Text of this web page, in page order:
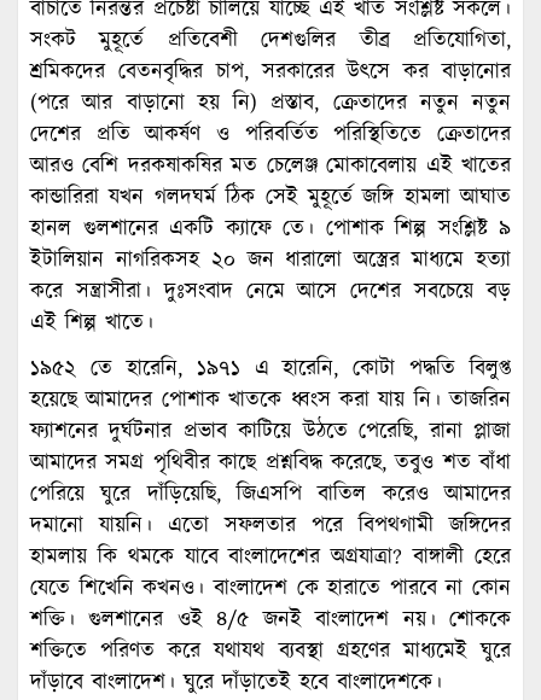
বাঁচাতে নিরন্তর প্রচেষ্টা চালিয়ে যাচ্ছে এই খাত সংশ্লিষ্ট সকলে।
সংকট মুহূর্তে প্রতিবেশী দেশগুলির তীব্র প্রতিযোগিতা,
শ্রমিকদের বেতনবৃদ্ধির চাপ, সরকারের উৎসে কর বাড়ানোর
(পরে আর বাড়ানো হয় নি) প্রস্তাব, ক্রেতাদের নতুন নতুন
দেশের প্রতি আকর্ষণ ও পরিবর্তিত পরিস্থিতিতে ক্রেতাদের
আরও বেশি দরকষাকষির মত চেলেঞ্জ মোকাবেলায় এই খাতের
কান্ডারিরা যখন গলদঘর্ম ঠিক সেই মুহূর্তে জঙ্গি হামলা আঘাত
হানল গুলশানের একটি ক্যাফে তে। পোশাক শিল্প সংশ্লিষ্ট ৯
ইটালিয়ান নাগরিকসহ ২০ জন ধারালো অস্ত্রের মাধ্যমে হত্যা
করে সন্ত্রাসীরা। দুঃসংবাদ নেমে আসে দেশের সবচেয়ে বড়
এই শিল্প খাতে।
১৯৫২ তে হারেনি, ১৯৭১ এ হারেনি, কোটা পদ্ধতি বিলুপ্ত
হয়েছে আমাদের পোশাক খাতকে ধ্বংস করা যায় নি। তাজরিন
ফ্যাশনের দুর্ঘটনার প্রভাব কাটিয়ে উঠতে পেরেছি, রানা প্লাজা
আমাদের সমগ্র পৃথিবীর কাছে প্রশ্নবিদ্ধ করেছে, তবুও শত বাঁধা
পেরিয়ে ঘুরে দাঁড়িয়েছি, জিএসপি বাতিল করেও আমাদের
দমানো যায়নি। এতো সফলতার পরে বিপথগামী জঙ্গিদের
হামলায় কি থমকে যাবে বাংলাদেশের অগ্রযাত্রা? বাঙ্গালী হেরে
যেতে শিখেনি কখনও। বাংলাদেশ কে হারাতে পারবে না কোন
শক্তি। গুলশানের ওই ৪/৫ জনই বাংলাদেশ নয়। শোককে
শক্তিতে পরিণত করে যথাযথ ব্যবস্থা গ্রহণের মাধ্যমেই ঘুরে
দাঁড়াবে বাংলাদেশ। ঘুরে দাঁড়াতেই হবে বাংলাদেশকে।